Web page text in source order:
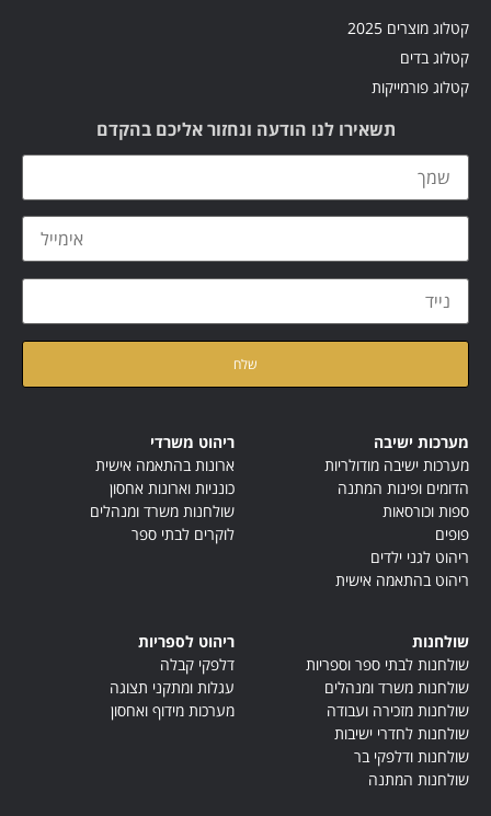
קטלוג מוצרים 2025
קטלוג בדים
קטלוג פורמייקות
תשאירו לנו הודעה ונחזור אליכם בהקדם
מערכות ישיבה
מערכות ישיבה מודולריות
הדומים ופינות המתנה
ספות וכורסאות
פופים
ריהוט לגני ילדים
ריהוט בהתאמה אישית
ריהוט משרדי
ארונות בהתאמה אישית
כונניות וארונות אחסון
שולחנות משרד ומנהלים
לוקרים לבתי ספר
שולחנות
שולחנות לבתי ספר וספריות
שולחנות משרד ומנהלים
שולחנות מזכירה ועבודה
שולחנות לחדרי ישיבות
שולחנות ודלפקי בר
שולחנות המתנה
ריהוט לספריות
דלפקי קבלה
עגלות ומתקני תצוגה
מערכות מידוף ואחסון